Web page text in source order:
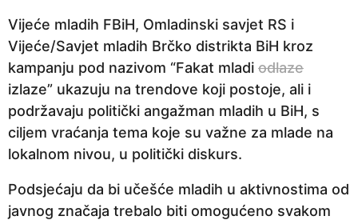
o
d
i
n
a
p
r
Vijeće mladih FBiH, Omladinski savjet RS i
Vijeće/Savjet mladih Brčko distrikta BiH kroz
kampanju pod nazivom “Fakat mladi odlaze
izlaze” ukazuju na trendove koji postoje, ali i
podržavaju politički angažman mladih u BiH, s
ciljem vraćanja tema koje su važne za mlade na
lokalnom nivou, u politički diskurs.
Podsjećaju da bi učešće mladih u aktivnostima od
javnog značaja trebalo biti omogućeno svakom